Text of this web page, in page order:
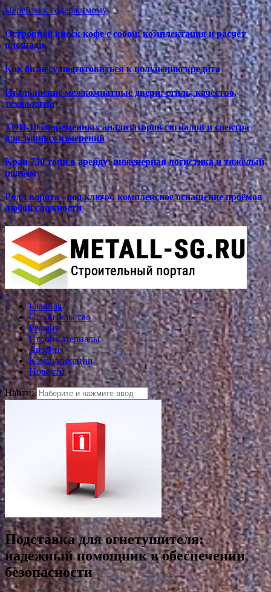
Перейти к содержимому
Островной киоск кофе с собой: комплектация и расчёт
площади
Как бизнесу подготовиться к получению кредита
Итальянские межкомнатные двери: стиль, качество,
технологии
ТОП-10 современных анализаторов сигналов и спектра
для точных измерений
Кран 750 тонн в аренду: инженерная логистика и тяжёлый
подъём
Ролл ворота «под ключ»: комплексное оснащение проёмов
любой сложности
Главная
Строительство
Ремонт
Стройматериалы
Дизайн
Коммуникации
Новости
Найти:
Подставка для огнетушителя:
надежный помощник в обеспечении
безопасности